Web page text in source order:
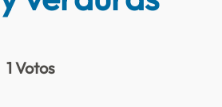
1 Votos